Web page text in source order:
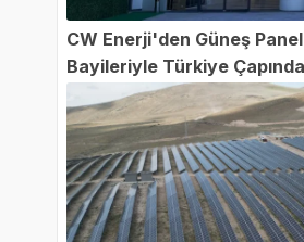
CW Enerji'den Güneş Paneli
Bayileriyle Türkiye